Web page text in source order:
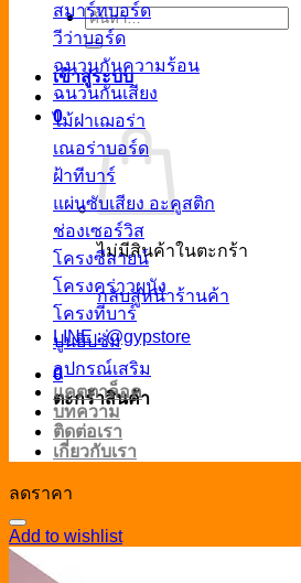
ค้นหา:
เข้าสู่ระบบ
0
ไม่มีสินค้าในตะกร้า
กลับสู่หน้าร้านค้า
LINE : @gypstore
0
ตะกร้าสินค้า
สมาร์ทบอร์ด
วีว่าบอร์ด
ฉนวนกันความร้อน
ฉนวนกันเสียง
ไม้ฝาเฌอร่า
เณอร่าบอร์ด
ฝ้าทีบาร์
แผ่นซับเสียง อะคูสติก
ช่องเซอร์วิส
โครงซีลายน์
โครงคร่าวผนัง
โครงทีบาร์
ปูนยิปซั่ม
อุปกรณ์เสริม
แคตตาล็อค
บทความ
ติดต่อเรา
เกี่ยวกับเรา
ลดราคา
Add to wishlist